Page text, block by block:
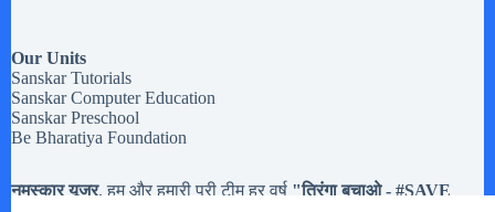
Our Units
Sanskar Tutorials
Sanskar Computer Education
Sanskar Preschool
Be Bharatiya Foundation
नमस्कार यूजर, हम और हमारी पूरी टीम हर वर्ष "तिरंगा बचाओ - #SAVE